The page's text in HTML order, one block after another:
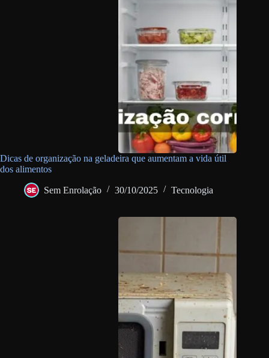
Dicas de organização na geladeira que aumentam a vida útil
dos alimentos
Sem Enrolação 30/10/2025 Tecnologia